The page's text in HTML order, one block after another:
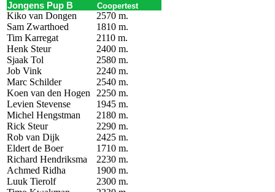
Jongens Pup B Coopertest
Kiko van Dongen
2570 m.
Sam Zwarthoed
1810 m.
Tim Karregat
2110 m.
Henk Steur
2400 m.
Sjaak Tol
2580 m.
Job Vink
2240 m.
Marc Schilder
2540 m.
Koen van den Hogen
2250 m.
Levien Stevense
1945 m.
Michel Hengstman
2180 m.
Rick Steur
2290 m.
Rob van Dijk
2425 m.
Eldert de Boer
1710 m.
Richard Hendriksma
2230 m.
Achmed Ridha
1900 m.
Luuk Tierolf
2300 m.